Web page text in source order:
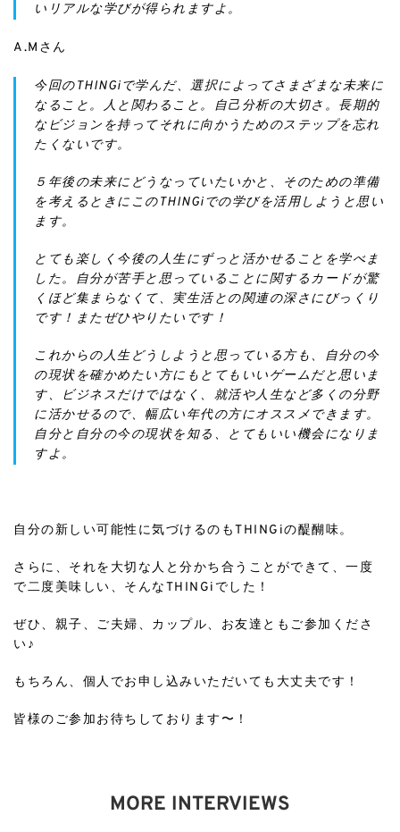
いリアルな学びが得られますよ。
A.Mさん
今回のTHINGiで学んだ、選択によってさまざまな未来に
なること。人と関わること。自己分析の大切さ。長期的
なビジョンを持ってそれに向かうためのステップを忘れ
たくないです。 ㅤㅤㅤㅤㅤㅤㅤㅤㅤㅤㅤㅤㅤ
５年後の未来にどうなっていたいかと、そのための準備
を考えるときにこのTHINGiでの学びを活用しようと思い
ます。 ㅤㅤㅤㅤㅤㅤㅤㅤㅤㅤㅤㅤㅤ
とても楽しく今後の人生にずっと活かせることを学べま
した。自分が苦手と思っていることに関するカードが驚
くほど集まらなくて、実生活との関連の深さにびっくり
です！またぜひやりたいです！ ㅤㅤㅤㅤㅤㅤㅤㅤㅤㅤㅤㅤㅤ
これからの人生どうしようと思っている方も、自分の今
の現状を確かめたい方にもとてもいいゲームだと思いま
す、ビジネスだけではなく、就活や人生など多くの分野
に活かせるので、幅広い年代の方にオススメできます。
自分と自分の今の現状を知る、とてもいい機会になりま
すよ。
自分の新しい可能性に気づけるのもTHINGiの醍醐味。
さらに、それを大切な人と分かち合うことができて、一度
で二度美味しい、そんなTHINGiでした！
ぜひ、親子、ご夫婦、カップル、お友達ともご参加くださ
い♪
もちろん、個人でお申し込みいただいても大丈夫です！
皆様のご参加お待ちしております〜！
MORE INTERVIEWS